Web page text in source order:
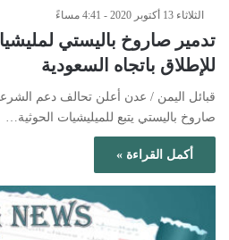
الثلاثاء 13 أكتوبر 2020 - 4:41 مساءً
تدمير صاروخ باليستي
للإطلاق باتجاه السعودية
⁨قبائل اليمن / عدن أعلن تحالف دعم
صاروخ باليستي يتبع للميليشيات الحوثية…
أكمل القراءة »